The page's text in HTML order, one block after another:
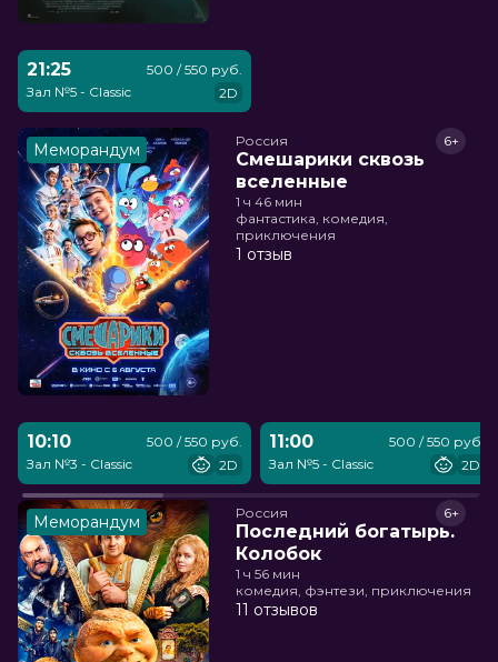
21:25
Зал №5 - Classic
500 / 550 руб.
2D
Меморандум Россия
Смешарики сквозь
вселенные
6+
1 ч 46 мин
фантастика, комедия,
приключения
1 отзыв
10:10
Зал №3 - Classic
500 / 550 руб.
2D
11:00
Зал №5 - Classic
500 / 550 руб.
2D
Меморандум Россия
Последний богатырь.
Колобок
6+
1 ч 56 мин
комедия, фэнтези, приключения
11 отзывов